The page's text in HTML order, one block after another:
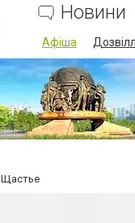
Новини
Афіша
Щастье